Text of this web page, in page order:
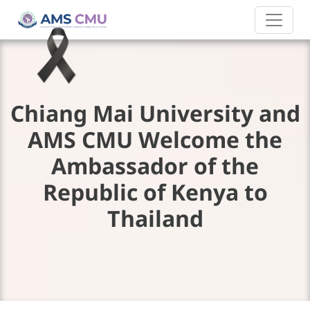
Chiang Mai University and
AMS CMU Welcome the
Ambassador of the
Republic of Kenya to
Thailand